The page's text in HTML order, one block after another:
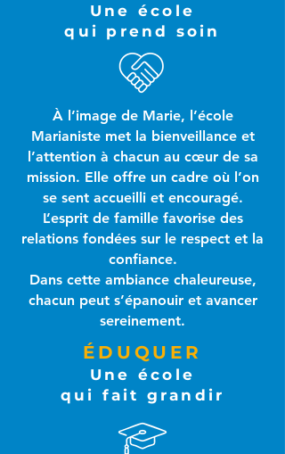
Une école
qui prend soin
À l’image de Marie, l’école
Marianiste met la bienveillance et
l’attention à chacun au cœur de sa
mission. Elle offre un cadre où l’on
se sent accueilli et encouragé.
L’esprit de famille favorise des
relations fondées sur le respect et la
confiance.
Dans cette ambiance chaleureuse,
chacun peut s’épanouir et avancer
sereinement.
ÉDUQUER
Une école
qui fait grandir